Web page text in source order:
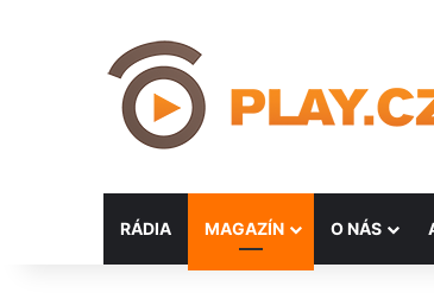
RÁDIA MAGAZÍN O NÁS